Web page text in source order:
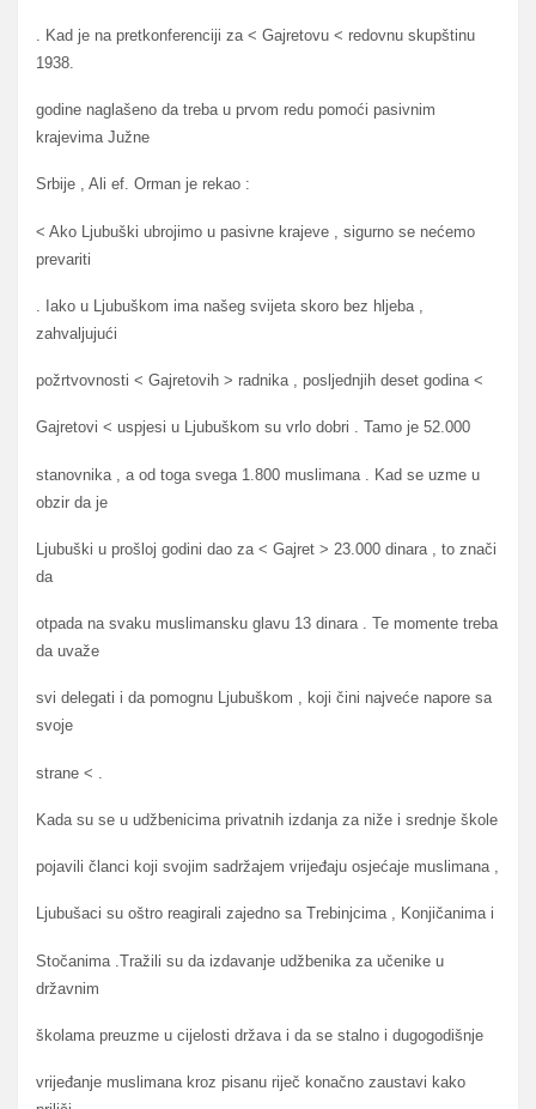
. Kad je na pretkonferenciji za < Gajretovu < redovnu skupštinu
1938.
godine naglašeno da treba u prvom redu pomoći pasivnim
krajevima Južne
Srbije , Ali ef. Orman je rekao :
< Ako Ljubuški ubrojimo u pasivne krajeve , sigurno se nećemo
prevariti
. Iako u Ljubuškom ima našeg svijeta skoro bez hljeba ,
zahvaljujući
požrtvovnosti < Gajretovih > radnika , posljednjih deset godina <
Gajretovi < uspjesi u Ljubuškom su vrlo dobri . Tamo je 52.000
stanovnika , a od toga svega 1.800 muslimana . Kad se uzme u
obzir da je
Ljubuški u prošloj godini dao za < Gajret > 23.000 dinara , to znači
da
otpada na svaku muslimansku glavu 13 dinara . Te momente treba
da uvaže
svi delegati i da pomognu Ljubuškom , koji čini najveće napore sa
svoje
strane < .
Kada su se u udžbenicima privatnih izdanja za niže i srednje škole
pojavili članci koji svojim sadržajem vrijeđaju osjećaje muslimana ,
Ljubušaci su oštro reagirali zajedno sa Trebinjcima , Konjičanima i
Stočanima .Tražili su da izdavanje udžbenika za učenike u
državnim
školama preuzme u cijelosti država i da se stalno i dugogodišnje
vrijeđanje muslimana kroz pisanu riječ konačno zaustavi kako